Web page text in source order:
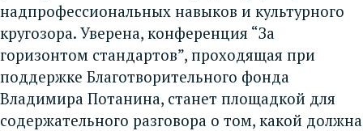
надпрофессиональных навыков и культурного
кругозора. Уверена, конференция “За
горизонтом стандартов”, проходящая при
поддержке Благотворительного фонда
Владимира Потанина, станет площадкой для
содержательного разговора о том, какой должна